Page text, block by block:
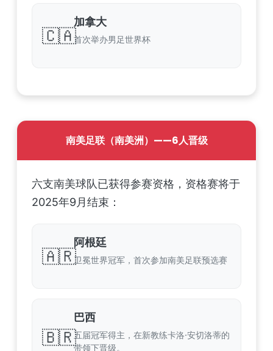
🇨🇦
加拿大
首次举办男足世界杯
南美足联（南美洲）——6人晋级
六支南美球队已获得参赛资格，资格赛将于
2025年9月结束：
🇦🇷
阿根廷
卫冕世界冠军，首次参加南美足联预选赛
🇧🇷
巴西
五届冠军得主，在新教练卡洛·安切洛蒂的
带领下晋级。